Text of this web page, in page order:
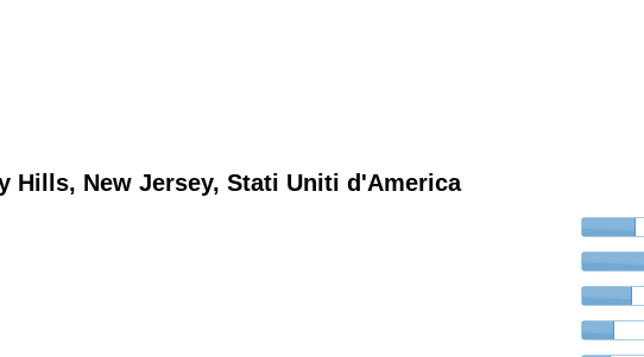
Hills, New Jersey, Stati Uniti d'America